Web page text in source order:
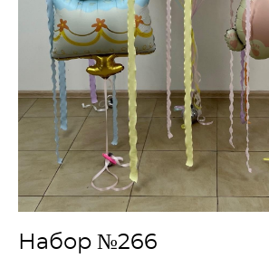
Набор №266